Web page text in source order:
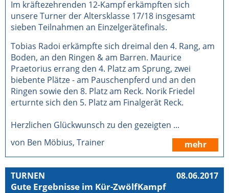
Im kräftezehrenden 12-Kampf erkämpften sich
unsere Turner der Altersklasse 17/18 insgesamt
sieben Teilnahmen an Einzelgerätefinals.
Tobias Radoi erkämpfte sich dreimal den 4. Rang, am
Boden, an den Ringen & am Barren. Maurice
Praetorius errang den 4. Platz am Sprung, zwei
biebente Plätze - am Pauschenpferd und an den
Ringen sowie den 8. Platz am Reck. Norik Friedel
erturnte sich den 5. Platz am Finalgerät Reck.
Herzlichen Glückwunsch zu den gezeigten ...
mehr
von Ben Möbius, Trainer
08.06.2017
TURNEN
Gute Ergebnisse im Kür-ZwölfKampf